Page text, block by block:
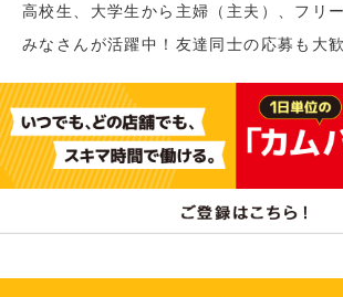
高校生、大学生から主婦（主夫）、フリ
みなさんが活躍中！友達同士の応募も大